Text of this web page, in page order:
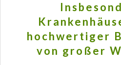
hochwertiger
von großer